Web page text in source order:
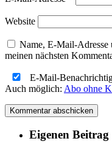
Website
Name, E-Mail-Adresse
meinen nächsten
E-Mail-
Auch möglich: Abo ohne
Eigenen Beitrag